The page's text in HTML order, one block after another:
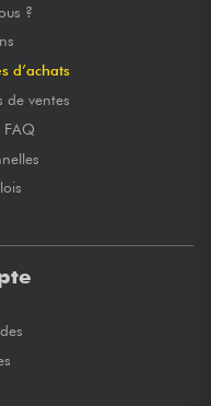
?
d’achats
de ventes
FAQ